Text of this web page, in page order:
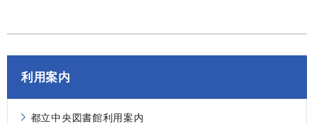
利用案内
都立中央図書館利用案内